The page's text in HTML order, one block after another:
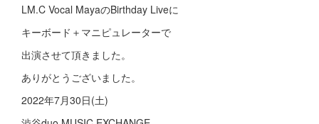
LM.C Vocal MayaのBirthday Liveに
キーボード＋マニピュレーターで
出演させて頂きました。
ありがとうございました。
2022年7月30日(土)